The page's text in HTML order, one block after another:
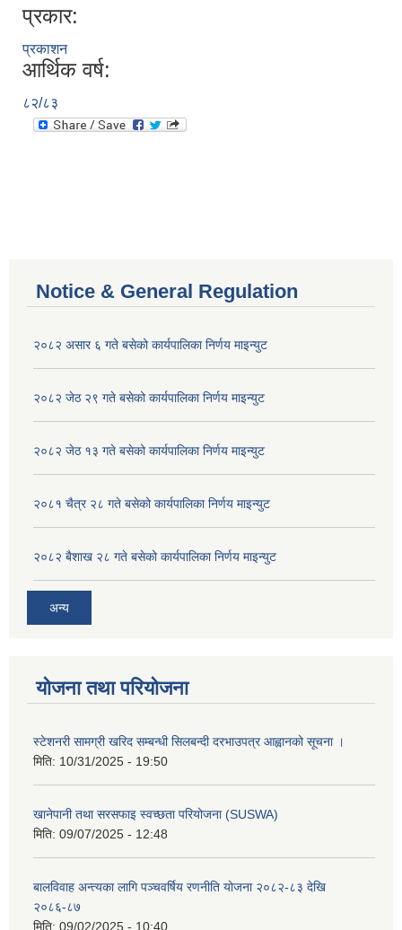
प्रकार:
प्रकाशन
आर्थिक वर्ष:
८२/८३
Notice & General Regulation
२०८२ असार ६ गते बसेको कार्यपालिका निर्णय माइन्युट
२०८२ जेठ २९ गते बसेको कार्यपालिका निर्णय माइन्युट
२०८२ जेठ १३ गते बसेको कार्यपालिका निर्णय माइन्युट
२०८१ चैत्र २८ गते बसेको कार्यपालिका निर्णय माइन्युट
२०८२ बैशाख २८ गते बसेको कार्यपालिका निर्णय माइन्युट
अन्य
योजना तथा परियोजना
स्टेशनरी सामग्री खरिद सम्बन्धी सिलबन्दी दरभाउपत्र आह्वानको सूचना ।
मिति: 10/31/2025 - 19:50
खानेपानी तथा सरसफाइ स्वच्छता परियोजना (SUSWA)
मिति: 09/07/2025 - 12:48
बालविवाह अन्त्यका लागि पञ्चवर्षिय रणनीति योजना २०८२-८३ देखि
२०८६-८७
मिति: 09/02/2025 - 10:40